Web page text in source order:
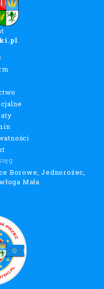
Borowe, Jednorożec,
Mała